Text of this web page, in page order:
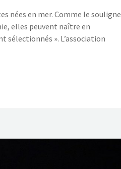
nées en mer. Comme le souligne
elles peuvent naître en
sélectionnés ». L’association